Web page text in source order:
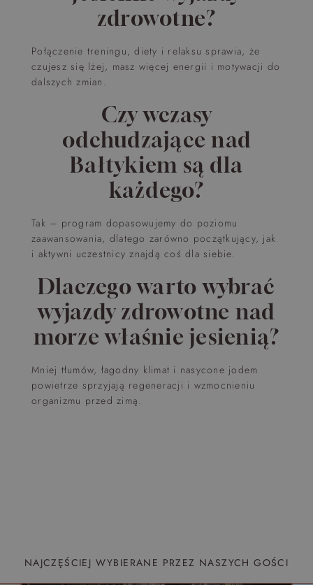
zdrowotne?
Połączenie treningu, diety i relaksu sprawia, że
czujesz się lżej, masz więcej energii i motywacji do
dalszych zmian.
Czy wczasy
odchudzające nad
Bałtykiem są dla
każdego?
Tak – program dopasowujemy do poziomu
zaawansowania, dlatego zarówno początkujący, jak
i aktywni uczestnicy znajdą coś dla siebie.
Dlaczego warto wybrać
wyjazdy zdrowotne nad
morze właśnie jesienią?
Mniej tłumów, łagodny klimat i nasycone jodem
powietrze sprzyjają regeneracji i wzmocnieniu
organizmu przed zimą.
NAJCZĘŚCIEJ WYBIERANE PRZEZ NASZYCH GOŚCI